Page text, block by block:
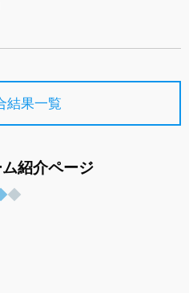
結果一覧
紹介ページ